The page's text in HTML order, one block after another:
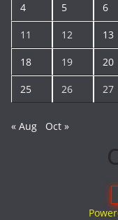
4 5 6
11 12 13
18 19 20
25 26 27
« Aug Oct »